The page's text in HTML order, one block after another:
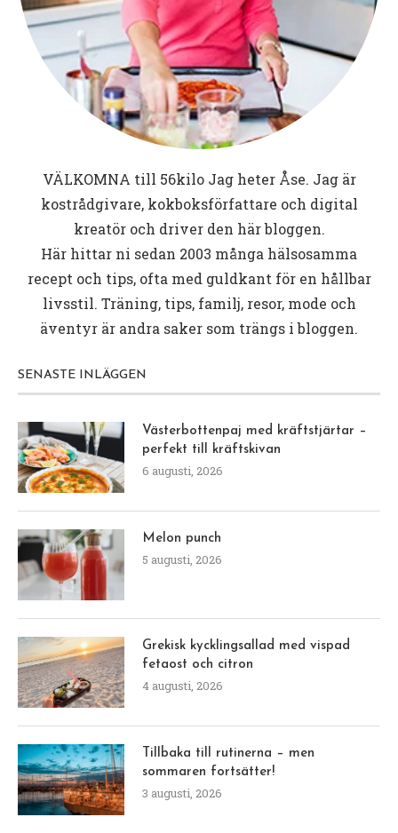
VÄLKOMNA till 56kiloJag heter Åse. Jag är
kostrådgivare, kokboksförfattare och digital
kreatör och driver den här bloggen.
Här hittar ni sedan 2003 många hälsosamma
recept och tips, ofta med guldkant för en hållbar
livsstil. Träning, tips, familj, resor, mode och
äventyr är andra saker som trängs i bloggen.
SENASTE INLÄGGEN
Västerbottenpaj med kräftstjärtar –
perfekt till kräftskivan
6 augusti, 2026
Melon punch
5 augusti, 2026
Grekisk kycklingsallad med vispad
fetaost och citron
4 augusti, 2026
Tillbaka till rutinerna – men
sommaren fortsätter!
3 augusti, 2026